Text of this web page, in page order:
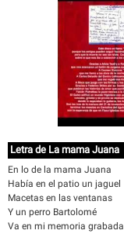
Letra de La mama Juana
En lo de la mama Juana
Había en el patio un jaguel
Macetas en las ventanas
Y un perro Bartolomé
Va en mi memoria grabada